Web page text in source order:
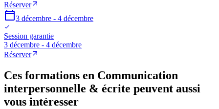
Réserver
3 décembre - 4 décembre
Session garantie
3 décembre - 4 décembre
Réserver
Ces formations en Communication
interpersonnelle & écrite peuvent aussi
vous intéresser